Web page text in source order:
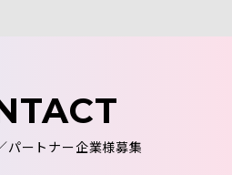
パートナー企業様募集